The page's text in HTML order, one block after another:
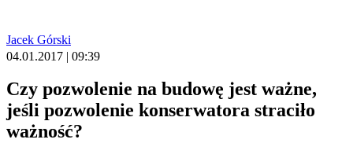
Jacek Górski
04.01.2017 | 09:39
Czy pozwolenie na budowę jest ważne,
jeśli pozwolenie konserwatora straciło
ważność?